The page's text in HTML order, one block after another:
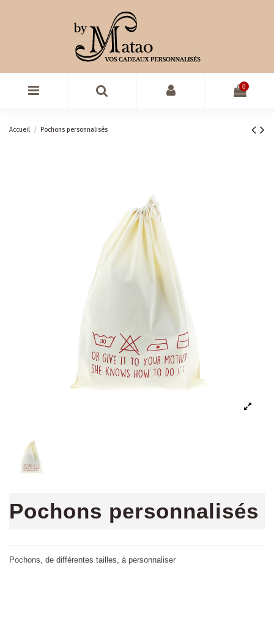
0
Accueil Pochons personnalisés
Pochons personnalisés
Pochons, de différentes tailles, à personnaliser